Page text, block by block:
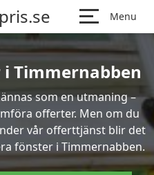
Menu
Timmernabben
som en utmaning –
offerter. Men om du
vår offerttjänst blir det
fönster i Timmernabben.